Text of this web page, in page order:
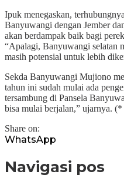
Ipuk menegaskan,
Banyuwangi dengan Jember
akan berdampak baik bagi
“Apalagi, Banyuwangi selatan
masih potensial untuk lebih
Sekda Banyuwangi Mujiono
tahun ini sudah mulai ada
tersambung di Pansela
bisa mulai berjalan,” ujarnya. (*
Share on:
WhatsApp
Navigasi pos